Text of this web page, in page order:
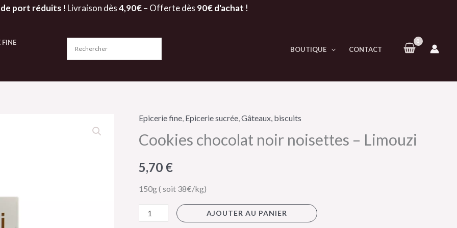
de port réduits ! Livraison dès4,90€– Offerte dès 90€ d'achat !
FINE
BOUTIQUE CONTACT
Epicerie fine, Epicerie sucrée,Gâteaux, biscuits
Cookies chocolat noir noisettes – Limouzi
5,70 €
150g ( soit 38€/kg)
quantité
de
chocolat
noisettes
Limouzi
AJOUTER AU PANIER